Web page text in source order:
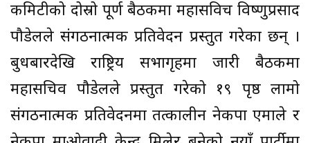
कमिटीको दोस्रो पूर्ण बैठकमा महासविच विष्णुप्रसाद
पौडेलले संगठनात्मक प्रतिवेदन प्रस्तुत गरेका छन् ।
बुधबारदेखि राष्ट्रिय सभागृहमा जारी बैठकमा
महासचिव पौडेलले प्रस्तुत गरेको १९ पृष्ठ लामो
संगठनात्मक प्रतिवेदनमा तत्कालीन नेकपा एमाले र